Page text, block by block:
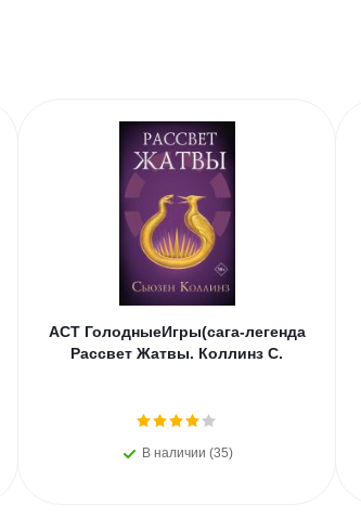
АСТ ГолодныеИгры(сага-легенда
Рассвет Жатвы. Коллинз С.
В наличии (35)